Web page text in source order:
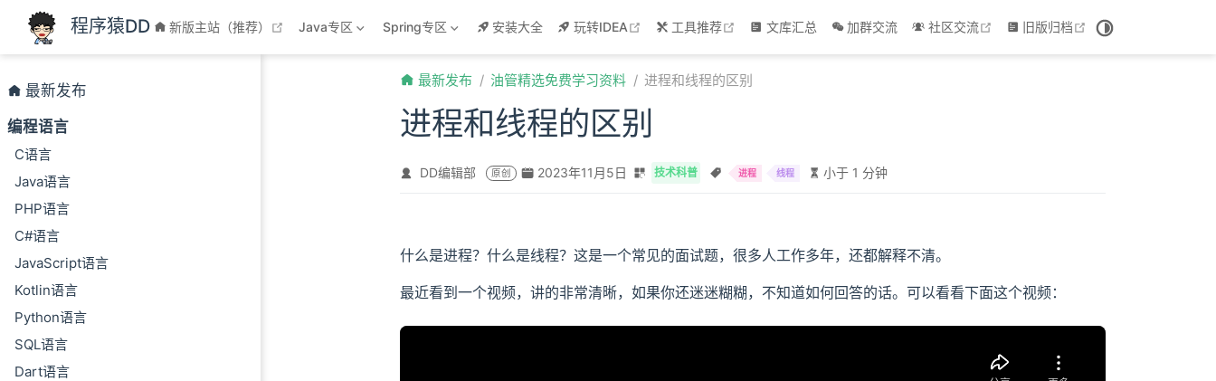
跳至主要內容
程序猿DD 新版主站（推荐） open in new window
Java专区 Spring专区 安装大全 玩转IDEA open in new window
工具推荐 open in new window
文库汇总 加群交流 社区交流 open in new window
旧版归档 open in new window
最新发布
编程语言
C语言
Java语言
PHP语言
C#语言
JavaScript语言
Kotlin语言
Python语言
SQL语言
Dart语言
最新发布 油管精选免费学习资料 进程和线程的区别
进程和线程的区别
DD编辑部 原创 2023年11月5日 技术科普 进程 线程 小于 1 分钟
什么是进程？什么是线程？这是一个常见的面试题，很多人工作多年，还都解释不清。
最近看到一个视频，讲的非常清晰，如果你还迷迷糊糊，不知道如何回答的话。可以看看下面这个视频：
A BiliBili video